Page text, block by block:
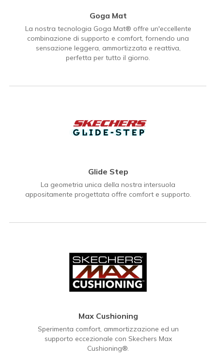
Goga Mat
La nostra tecnologia Goga Mat® offre un'eccellente
combinazione di supporto e comfort, fornendo una
sensazione leggera, ammortizzata e reattiva,
perfetta per tutto il giorno.
Glide Step
La geometria unica della nostra intersuola
appositamente progettata offre comfort e supporto.
Max Cushioning
Sperimenta comfort, ammortizzazione ed un
supporto eccezionale con Skechers Max
Cushioning®.